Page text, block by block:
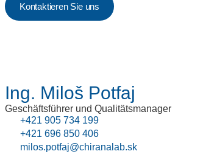
Kontaktieren Sie uns
Ing. Miloš Potfaj
Geschäftsführer und Qualitätsmanager
+421 905 734 199
+421 696 850 406
milos.potfaj@chiranalab.sk